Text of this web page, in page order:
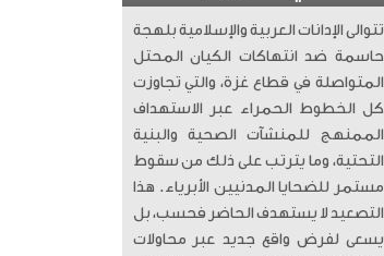
تتوالى الإدانات العربية والإسلامية بلهجة
حاسمة ضد انتهاكات الكيان المحتل
المتواصلة في قطاع غزة، والتي تجاوزت
كل الخطوط الحمراء عبر الاستهداف
الممنهج للمنشآت الصحية والبنية
التحتية، وما يترتب على ذلك من سقوط
مستمر للضحايا المدنيين الأبرياء. ​ هذا
التصعيد لا يستهدف الحاضر فحسب، بل
يسعى لفرض واقع جديد عبر محاولات